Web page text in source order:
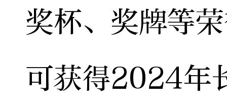
奖杯、奖牌等
可获得2024年